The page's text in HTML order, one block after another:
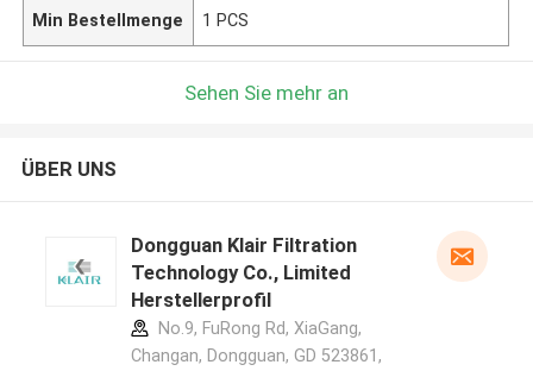
Min Bestellmenge 1 PCS
Sehen Sie mehr an
ÜBER UNS
Dongguan Klair Filtration
Technology Co., Limited
Herstellerprofil
No.9, FuRong Rd, XiaGang,
Changan, Dongguan, GD 523861,